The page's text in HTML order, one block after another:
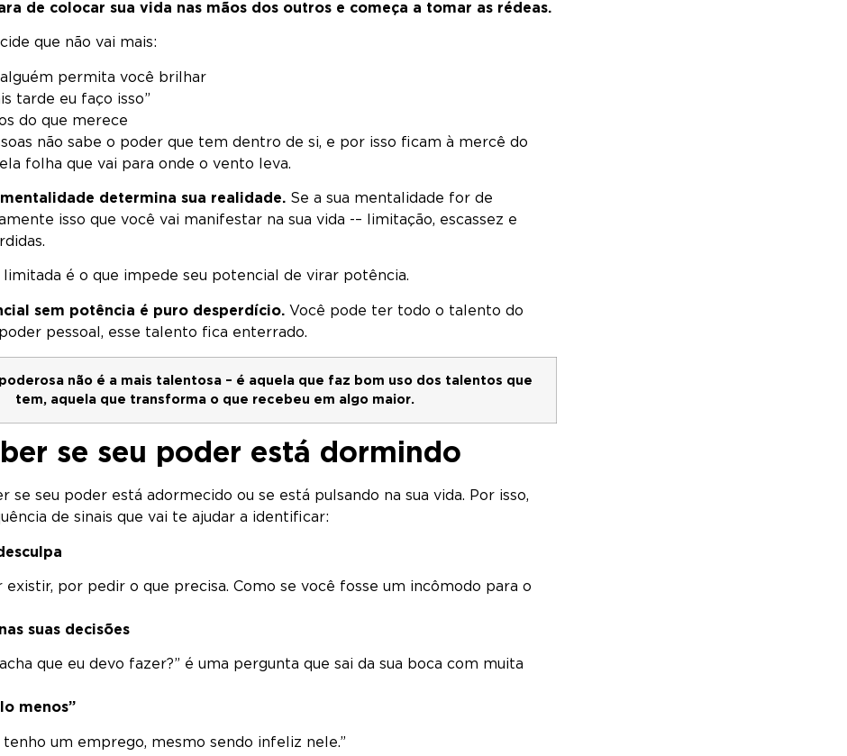
de colocar sua vida nas mãos dos outros e começa a tomar as rédeas.
que não vai mais:
alguém permita você brilhar
tarde eu faço isso”
do que merece
não sabe o poder que tem dentro de si, e por isso ficam à mercê do
folha que vai para onde o vento leva.
determina sua realidade. Se a sua mentalidade for de
isso que você vai manifestar na sua vida -– limitação, escassez e
limitada é o que impede seu potencial de virar potência.
sem potência é puro desperdício. Você pode ter todo o talento do
pessoal, esse talento fica enterrado.
não é a mais talentosa – é aquela que faz bom uso dos talentos que
tem, aquela que transforma o que recebeu em algo maior.
se seu poder está dormindo
se seu poder está adormecido ou se está pulsando na sua vida. Por isso,
de sinais que vai te ajudar a identificar:
existir, por pedir o que precisa. Como se você fosse um incômodo para o
suas decisões
que eu devo fazer?” é uma pergunta que sai da sua boca com muita
menos”
tenho um emprego, mesmo sendo infeliz nele.”